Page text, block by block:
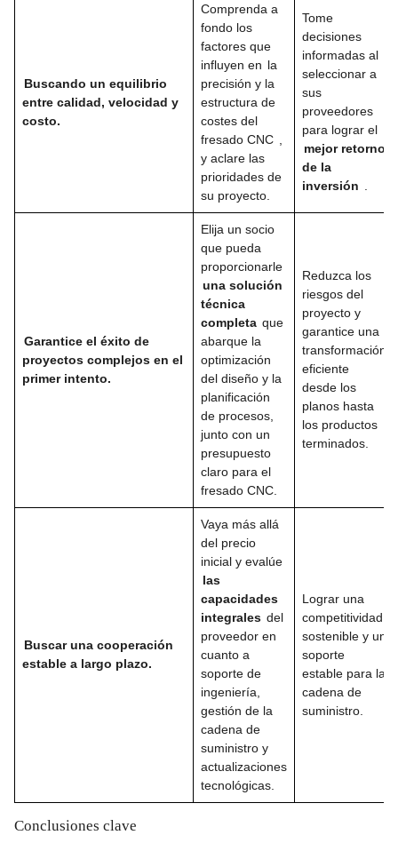
Buscando un equilibrio
entre calidad, velocidad y
costo.
Comprenda a
fondo los
factores que
influyen en la
precisión y la
estructura de
costes del
fresado CNC
y aclare las
prioridades de
su proyecto.
Tome
decisiones
informadas al
seleccionar a
sus
proveedores
para lograr el
mejor retorno
de la
inversión
Garantice el éxito de
proyectos complejos en el
primer intento.
Elija un socio
que pueda
proporcionarle
una solución
técnica
completa que
abarque la
optimización
del diseño y la
planificación
de procesos,
junto con un
presupuesto
claro para el
fresado CNC.
Reduzca los
riesgos del
proyecto y
garantice una
transformación
eficiente
desde los
planos hasta
los productos
terminados.
Buscar una cooperación
estable a largo plazo.
Vaya más allá
del precio
inicial y evalúe
las
capacidades
integrales del
proveedor en
cuanto a
soporte de
ingeniería,
gestión de la
cadena de
suministro y
actualizaciones
tecnológicas.
Lograr una
competitividad
sostenible y un
soporte
estable para la
cadena de
suministro.
Conclusiones clave